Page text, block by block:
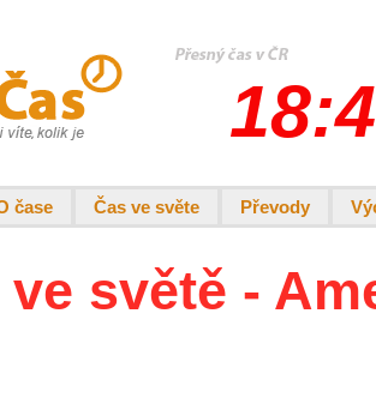
čase Čas ve světe Převody
ve světě -